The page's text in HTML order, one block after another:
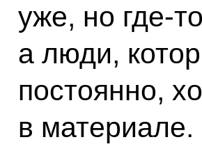
уже, но где-
а люди,
постоянно,
в материале.